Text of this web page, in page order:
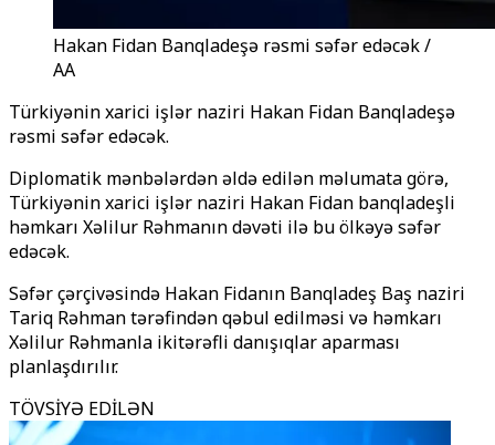
Hakan Fidan Banqladeşə rəsmi səfər edəcək /
AA
Türkiyənin xarici işlər naziri Hakan Fidan Banqladeşə
rəsmi səfər edəcək.
Diplomatik mənbələrdən əldə edilən məlumata görə,
Türkiyənin xarici işlər naziri Hakan Fidan banqladeşli
həmkarı Xəlilur Rəhmanın dəvəti ilə bu ölkəyə səfər
edəcək.
Səfər çərçivəsində Hakan Fidanın Banqladeş Baş naziri
Tariq Rəhman tərəfindən qəbul edilməsi və həmkarı
Xəlilur Rəhmanla ikitərəfli danışıqlar aparması
planlaşdırılır.
TÖVSİYƏ EDİLƏN